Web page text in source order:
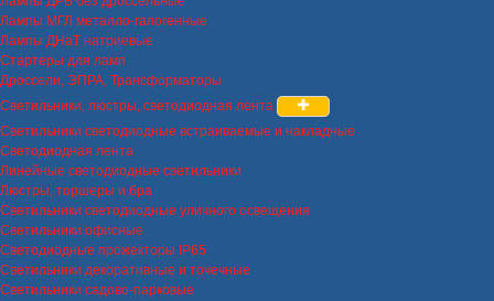
Лампы МГЛ металло-галогенные
Лампы ДНаТ натриевые
Стартеры для ламп
Дроссели, ЭПРА, Трансформаторы
Светильники, люстры, светодиодная лента
Светильники светодиодные встраиваемые и накладные
Светодиодная лента
Линейные светодиодные светильники
Люстры, торшеры и бра
Светильники светодиодные уличного освещения
Светильники офисные
Светодиодные прожекторы IP65
Светильники декоративные и точечные
Светильники садово-парковые